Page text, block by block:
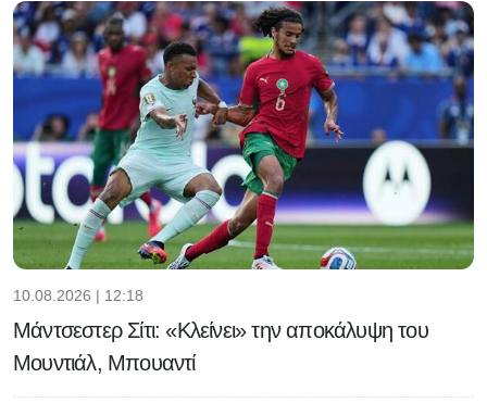
10.08.2026 | 12:18
Mάντσεστερ Σίτι: «Κλείνει» την αποκάλυψη του
Μουντιάλ, Μπουαντί